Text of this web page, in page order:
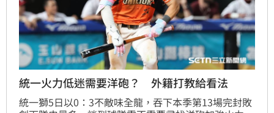
統一火力低迷需要洋砲？ 外籍打教給看法
統一獅5日以0：3不敵味全龍，吞下本季第13場完封敗